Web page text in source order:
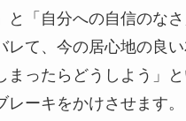
と「自分への自信のな
レて、今の居心地の良
まったらどうしよう」と
レーキをかけさせます